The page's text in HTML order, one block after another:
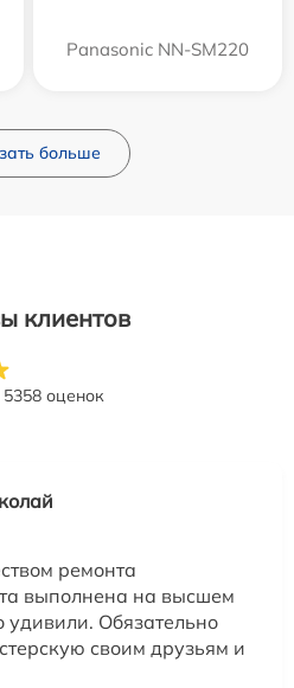
Panasonic NN-SM220
больше
клиентов
5358 оценок
ремонта
выполнена на высшем
Обязательно
своим друзьям и